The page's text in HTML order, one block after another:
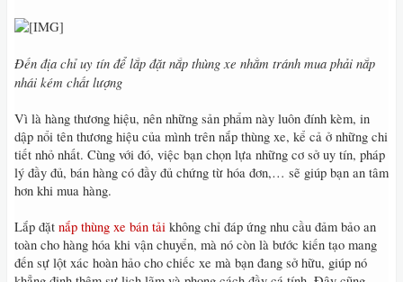
Đến địa chỉ uy tín để lắp đặt nắp thùng xe nhằm tránh mua phải nắp
nhái kém chất lượng
Vì là hàng thương hiệu, nên những sản phẩm này luôn đính kèm, in
dập nổi tên thương hiệu của mình trên nắp thùng xe, kể cả ở những chi
tiết nhỏ nhất. Cùng với đó, việc bạn chọn lựa những cơ sở uy tín, pháp
lý đầy đủ, bán hàng có đầy đủ chứng từ hóa đơn,… sẽ giúp bạn an tâm
hơn khi mua hàng.
Lắp đặt nắp thùng xe bán tải không chỉ đáp ứng nhu cầu đảm bảo an
toàn cho hàng hóa khi vận chuyển, mà nó còn là bước kiến tạo mang
đến sự lột xác hoàn hảo cho chiếc xe mà bạn đang sở hữu, giúp nó